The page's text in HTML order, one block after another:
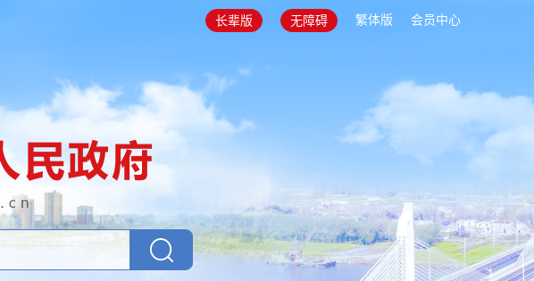
长辈版 无障碍 繁体版 会员中心